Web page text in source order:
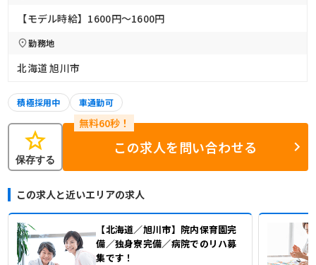
【モデル時給】1600円〜1600円
勤務地
北海道 旭川市
積極採用中 車通勤可
star
保存する
この求人を問い合わせる
この求人と近いエリアの求人
【北海道／旭川市】院内保育園完
備／独身寮完備／病院でのリハ募
集です！